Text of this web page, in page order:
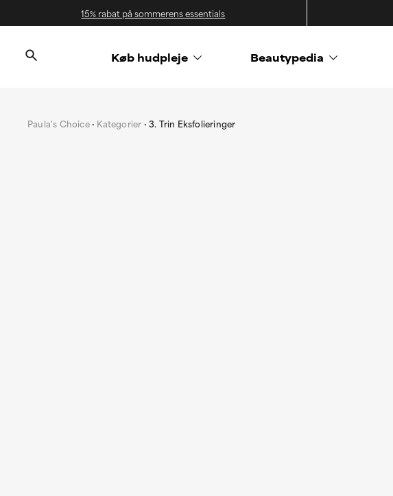
15% rabat på sommerens essentials
Køb hudpleje Beautypedia
Paula's Choice Kategorier 3. Trin Eksfolieringer